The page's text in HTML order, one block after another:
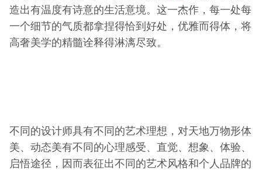
造出有温度有诗意的生活意境。这一杰作，每一处每
一个细节的气质都拿捏得恰到好处，优雅而得体，将
高奢美学的精髓诠释得淋漓尽致。
不同的设计师具有不同的艺术理想，对天地万物形体
美、动态美有不同的心理感受、直觉、想象、体验、
启悟途径，因而表征出不同的艺术风格和个人品牌的